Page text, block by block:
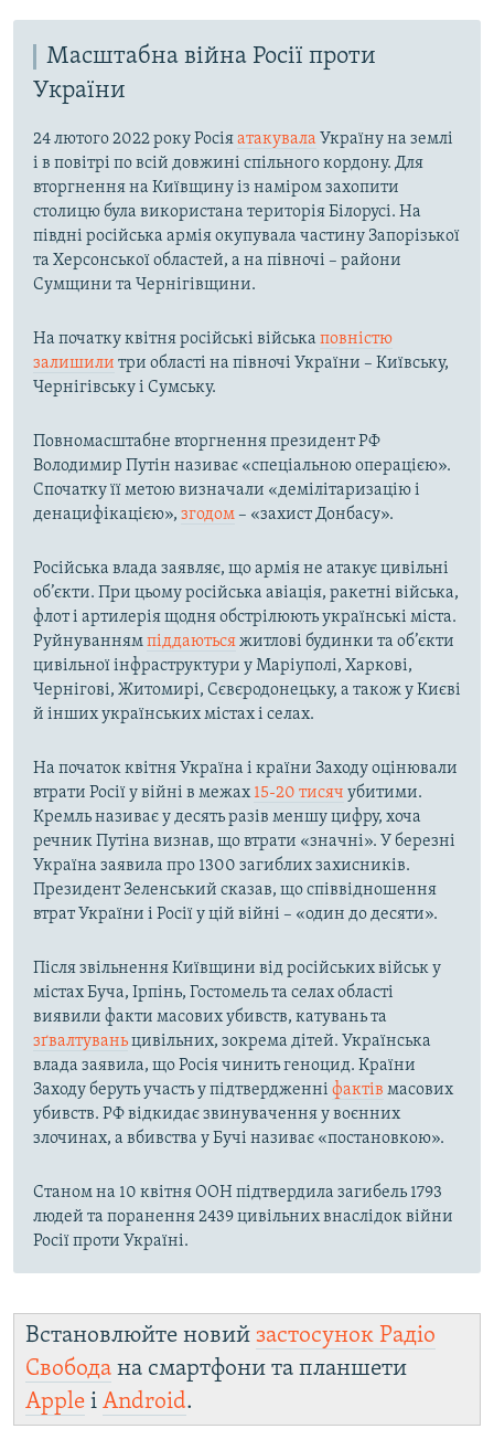
Масштабна війна Росії проти
України
24 лютого 2022 року Росіяатакувала Україну на землі
і в повітрі по всій довжині спільного кордону. Для
вторгнення на Київщину із наміром захопити
столицю була використана територія Білорусі. На
півдні російська армія окупувала частину Запорізької
та Херсонської областей, а на півночі – райони
Сумщини та Чернігівщини.
На початку квітня російські війська повністю
залишили три області на півночі України – Київську,
Чернігівську і Сумську.
Повномасштабне вторгнення президент РФ
Володимир Путін називає «спеціальною операцією».
Спочатку її метою визначали «демілітаризацію і
денацифікацією», згодом– «захист Донбасу».
Російська влада заявляє, що армія не атакує цивільні
об’єкти. При цьому російська авіація, ракетні війська,
флот і артилерія щодня обстрілюють українські міста.
Руйнуваннямпіддаютьсяжитлові будинки та об’єкти
цивільної інфраструктури у Маріуполі, Харкові,
Чернігові, Житомирі, Сєвєродонецьку, а також у Києві
й інших українських містах і селах.
На початок квітня Україна і країни Заходу оцінювали
втрати Росії у війні в межах 15-20 тисяч убитими.
Кремль називає у десять разів меншу цифру, хоча
речник Путіна визнав, що втрати «значні». У березні
Україна заявила про 1300 загиблих захисників.
Президент Зеленський сказав, що співвідношення
втрат України і Росії у цій війні – «один до десяти».
Після звільнення Київщини від російських військ у
містах Буча, Ірпінь, Гостомель та селах області
виявили факти масових убивств, катувань та
зґвалтуваньцивільних, зокрема дітей. Українська
влада заявила, що Росія чинить геноцид. Країни
Заходу беруть участь у підтвердженні фактів масових
убивств. РФ відкидає звинувачення у воєнних
злочинах, а вбивства у Бучі називає «постановкою».
Станом на 10 квітня ООН підтвердила загибель 1793
людей та поранення 2439 цивільних внаслідок війни
Росії проти Україні.
Встановлюйте новий застосунок Радіо
Свобода на смартфони та планшети
Apple і Android.